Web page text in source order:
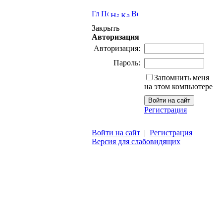
Закрыть
Авторизация
Авторизация:
Пароль:
Запомнить меня
на этом компьютере
Регистрация
Войти на сайт | Регистрация
Версия для слабовидящих